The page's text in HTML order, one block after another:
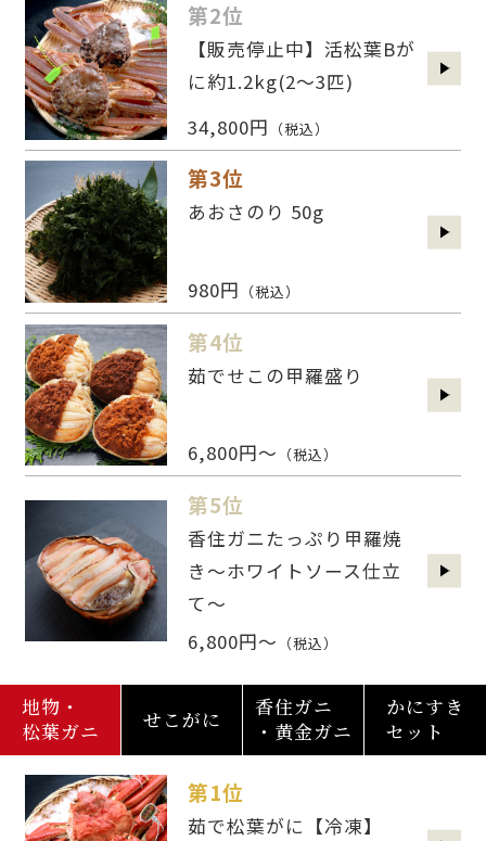
第2位
【販売停止中】活松葉Bが
に約1.2kg(2〜3匹)
34,800円 （税込）
第3位
あおさのり 50g
980円 （税込）
第4位
茹でせこの甲羅盛り
6,800円～ （税込）
第5位
香住ガニたっぷり甲羅焼
き～ホワイトソース仕立
て～
6,800円～ （税込）
地物・
松葉ガニ
せこがに
香住ガニ
・黄金ガニ
かにすき
セット
第1位
茹で松葉がに【冷凍】